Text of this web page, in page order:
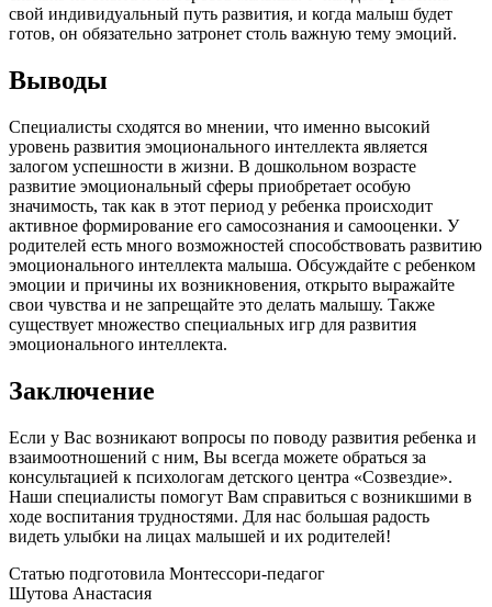
свой индивидуальный путь развития, и когда малыш будет
готов, он обязательно затронет столь важную тему эмоций.
Выводы
Специалисты сходятся во мнении, что именно высокий
уровень развития эмоционального интеллекта является
залогом успешности в жизни. В дошкольном возрасте
развитие эмоциональный сферы приобретает особую
значимость, так как в этот период у ребенка происходит
активное формирование его самосознания и самооценки. У
родителей есть много возможностей способствовать развитию
эмоционального интеллекта малыша. Обсуждайте с ребенком
эмоции и причины их возникновения, открыто выражайте
свои чувства и не запрещайте это делать малышу. Также
существует множество специальных игр для развития
эмоционального интеллекта.
Заключение
Если у Вас возникают вопросы по поводу развития ребенка и
взаимоотношений с ним, Вы всегда можете обраться за
консультацией к психологам детского центра «Созвездие».
Наши специалисты помогут Вам справиться с возникшими в
ходе воспитания трудностями. Для нас большая радость
видеть улыбки на лицах малышей и их родителей!
Статью подготовила Монтессори-педагог
Шутова Анастасия